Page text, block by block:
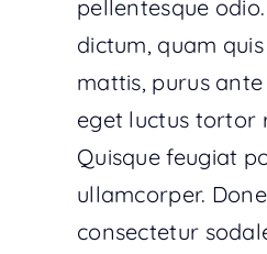
pellentesque
dictum, quam
mattis, purus
eget luctus tortor
Quisque feugiat
ullamcorper.
consectetur